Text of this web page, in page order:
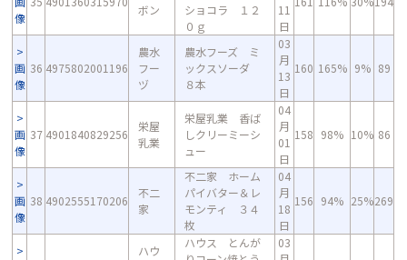
像
ボン
ショコラ １２
０ｇ
11
日
画
像
36 4975802001196
農水
フー
ヅ
農水フーズ ミ
ックスソーダ
８本
03
月
13
日
160 165% 9% 89
画
像
37 4901840829256
栄屋
乳業
栄屋乳業 香ば
しクリーミーシ
ュー
04
月
01
日
158 98% 10% 86
画
像
38 4902555170206
不二
家
不二家 ホーム
パイバター＆レ
モンティ ３４
枚
04
月
18
日
156 94% 25%269
ハウ
ハウス とんが
03